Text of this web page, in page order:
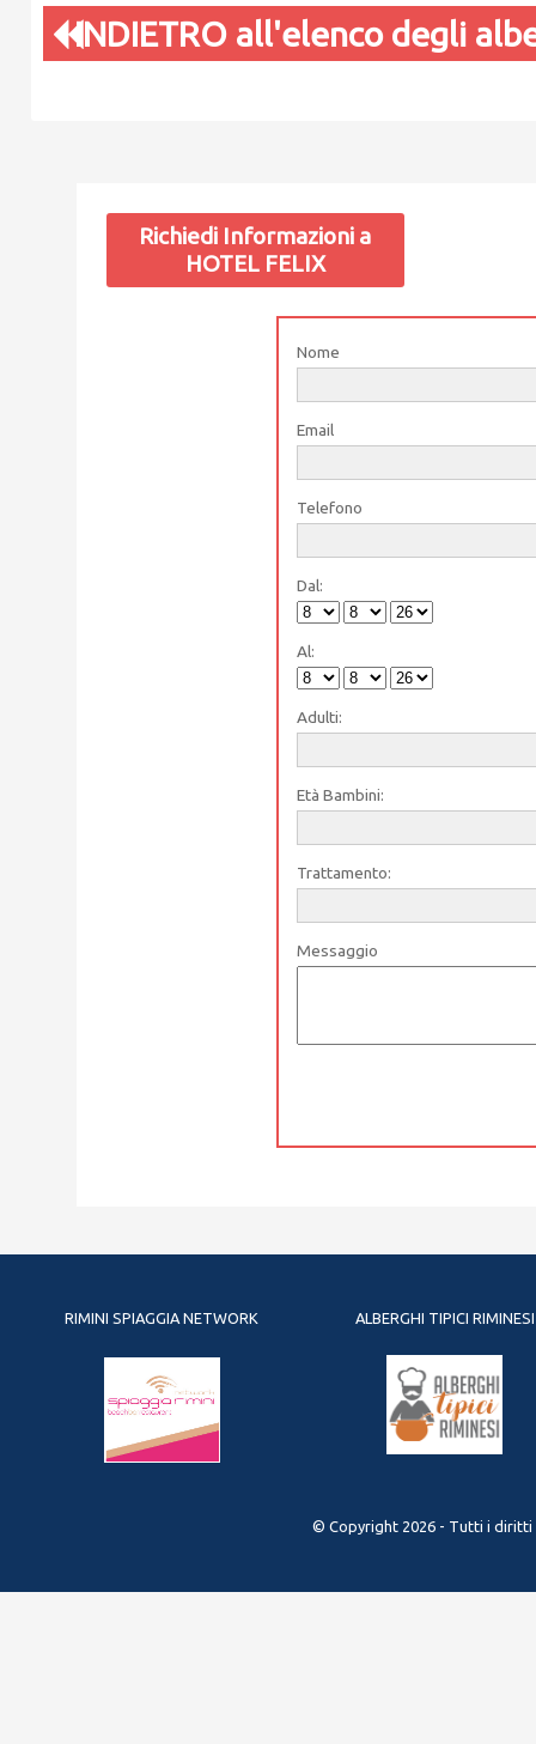
INDIETRO all'elenco degli
Richiedi Informazioni a
HOTEL FELIX
Nome
Email
Telefono
Dal:
Al:
Adulti:
Età Bambini:
Trattamento:
Messaggio
RIMINI SPIAGGIA NETWORK ALBERGHI TIPICI RIMINESI
© Copyright 2026 - Tutti i diritti